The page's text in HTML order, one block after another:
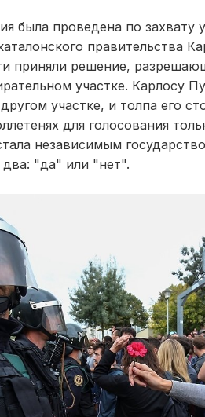
была проведена по захвату
правительства
приняли решение,
участке. Карлосу
участке, и толпа его
для голосования
независимым
два: "да" или "нет".